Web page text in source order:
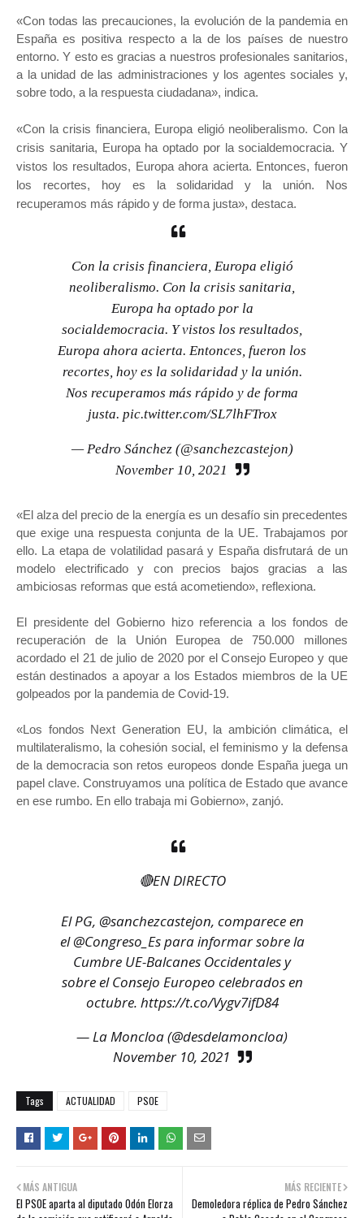
«Con todas las precauciones, la evolución de la pandemia en
España es positiva respecto a la de los países de nuestro
entorno. Y esto es gracias a nuestros profesionales sanitarios,
a la unidad de las administraciones y los agentes sociales y,
sobre todo, a la respuesta ciudadana», indica.
«Con la crisis financiera, Europa eligió neoliberalismo. Con la
crisis sanitaria, Europa ha optado por la socialdemocracia. Y
vistos los resultados, Europa ahora acierta. Entonces, fueron
los recortes, hoy es la solidaridad y la unión. Nos
recuperamos más rápido y de forma justa», destaca.
Con la crisis financiera, Europa eligió
neoliberalismo. Con la crisis sanitaria,
Europa ha optado por la
socialdemocracia. Y vistos los resultados,
Europa ahora acierta. Entonces, fueron los
recortes, hoy es la solidaridad y la unión.
Nos recuperamos más rápido y de forma
justa. pic.twitter.com/SL7lhFTrox
— Pedro Sánchez (@sanchezcastejon)
November 10, 2021
«El alza del precio de la energía es un desafío sin precedentes
que exige una respuesta conjunta de la UE. Trabajamos por
ello. La etapa de volatilidad pasará y España disfrutará de un
modelo electrificado y con precios bajos gracias a las
ambiciosas reformas que está acometiendo», reflexiona.
El presidente del Gobierno hizo referencia a los fondos de
recuperación de la Unión Europea de 750.000 millones
acordado el 21 de julio de 2020 por el Consejo Europeo y que
están destinados a apoyar a los Estados miembros de la UE
golpeados por la pandemia de Covid-19.
«Los fondos Next Generation EU, la ambición climática, el
multilateralismo, la cohesión social, el feminismo y la defensa
de la democracia son retos europeos donde España juega un
papel clave. Construyamos una política de Estado que avance
en ese rumbo. En ello trabaja mi Gobierno», zanjó.
🔴EN DIRECTO
El PG, @sanchezcastejon, comparece en
el@Congreso_Espara informar sobre la
Cumbre UE-Balcanes Occidentales y
sobre el Consejo Europeo celebrados en
octubre. https://t.co/Vygv7ifD84
— La Moncloa (@desdelamoncloa)
November 10, 2021
Tags ACTUALIDAD PSOE
MÁS RECIENTE
Demoledora réplica de Pedro Sánchez
MÁS ANTIGUA
El PSOE aparta al diputado Odón Elorza